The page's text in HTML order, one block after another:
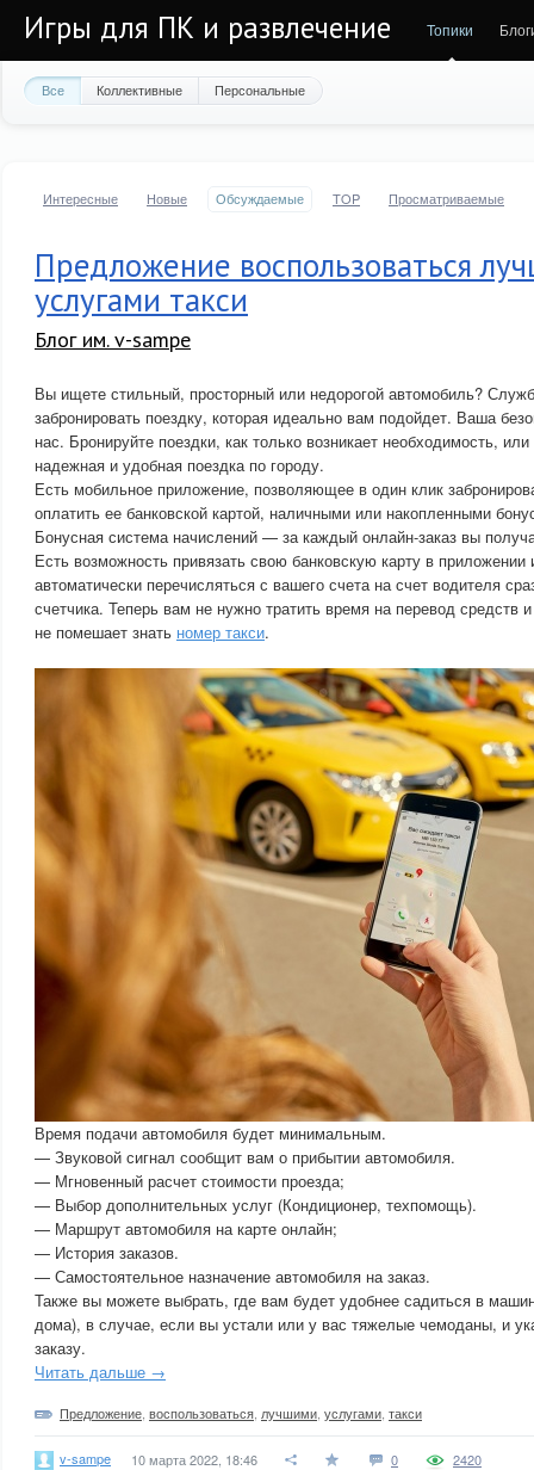
Игры для ПК и развлечение Топики
Все Коллективные Персональные
Интересные Новые Обсуждаемые TOP Просматриваемые
Предложение воспользоваться
услугами такси
Блог им. v-sampe
Вы ищете стильный, просторный или недорогой автомобиль?
забронировать поездку, которая идеально вам подойдет. Ваша
нас. Бронируйте поездки, как только возникает необходимость,
надежная и удобная поездка по городу.
Есть мобильное приложение, позволяющее в один клик
оплатить ее банковской картой, наличными или накопленными
Бонусная система начислений — за каждый онлайн-заказ вы
Есть возможность привязать свою банковскую карту в приложении
автоматически перечисляться с вашего счета на счет водителя
счетчика. Теперь вам не нужно тратить время на перевод средств
не помешает знать номер такси.
Время подачи автомобиля будет минимальным.
— Звуковой сигнал сообщит вам о прибытии автомобиля.
— Мгновенный расчет стоимости проезда;
— Выбор дополнительных услуг (Кондиционер, техпомощь).
— Маршрут автомобиля на карте онлайн;
— История заказов.
— Самостоятельное назначение автомобиля на заказ.
Также вы можете выбрать, где вам будет удобнее садиться в
дома), в случае, если вы устали или у вас тяжелые чемоданы, и
заказу.
Читать дальше →
Предложение воспользоваться лучшими услугами такси
v-sampe 10 марта 2022, 18:46 0 2420